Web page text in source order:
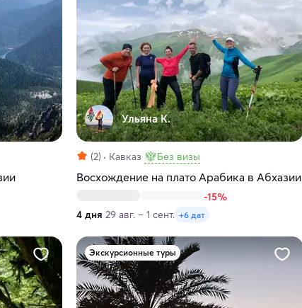
Ульяна К.
(2) Кавказ Без визы
Восхождение на плато Арабика в Абхазии
-15%
4 дня 29 авг. – 1 сент. +6 дат
Экскурсионные туры